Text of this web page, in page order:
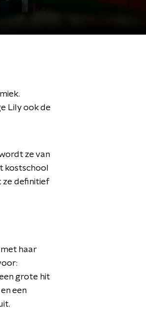
Lily ook de
ze van
kostschool
ze definitief
met haar
grote hit
een